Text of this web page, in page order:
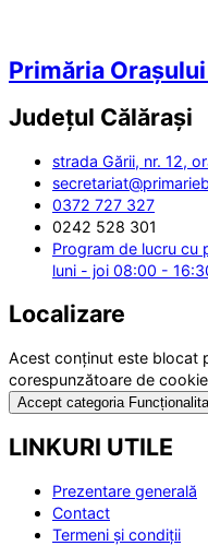
Primăria
Județul Călărași
strada Gării, nr. 12,
0372 727 327
0242 528 301
Program de lucru cu
luni - joi 08:00 -
Localizare
Acest conținut este blocat
corespunzătoare de
Accept categoria
LINKURI UTILE
Prezentare generală
Contact
Termeni și condiții